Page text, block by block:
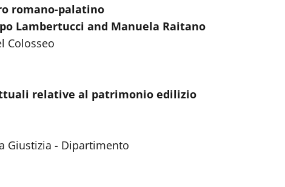
romano-palatino
Lambertucci and Manuela Raitano
Colosseo
relative al patrimonio edilizio
Giustizia - Dipartimento